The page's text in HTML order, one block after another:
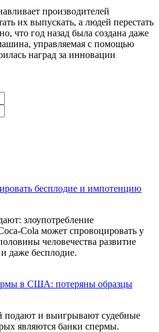
производителей
их выпускать, а людей перестать
что год назад была создана даже
управляемая с помощью
наград за инновации
бесплодие и импотенцию
злоупотребление
Cola может спровоцировать у
человечества развитие
даже бесплодие.
в США: потеряны образцы
и выигрывают судебные
являются банки спермы.